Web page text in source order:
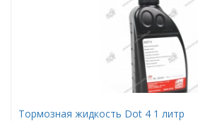
Тормозная жидкость Dot 4 1 литр